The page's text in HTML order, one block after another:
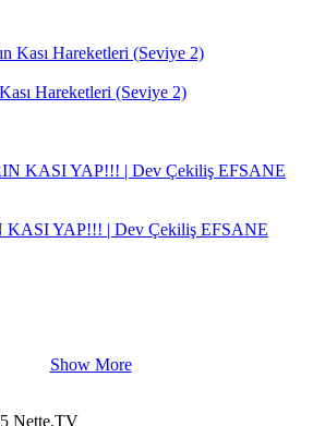
Hareketleri (Seviye 2)
YAP!!! | Dev Çekiliş EFSANE
Show More
Nette.TV